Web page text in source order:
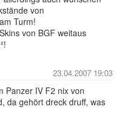
von
Turm!
von BGF weitaus
23.04.2007 19:03
Panzer IV F2 nix von
da gehört dreck druff, was